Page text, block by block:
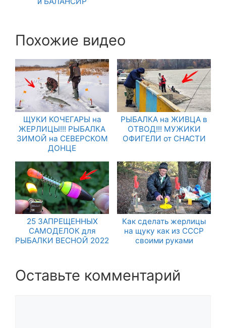
Похожие видео
ЩУКИ КОЧЕГАРЫ на
ЖЕРЛИЦЫ!!! РЫБАЛКА
ЗИМОЙ на СЕВЕРСКОМ
ДОНЦЕ
РЫБАЛКА на ЖИВЦА в
ОТВОД!!! МУЖИКИ
ОФИГЕЛИ от СНАСТИ
25 ЗАПРЕЩЕННЫХ
САМОДЕЛОК для
РЫБАЛКИ ВЕСНОЙ 2022
Как сделать жерлицы
на щуку как из СССР
своими руками
Оставьте комментарий